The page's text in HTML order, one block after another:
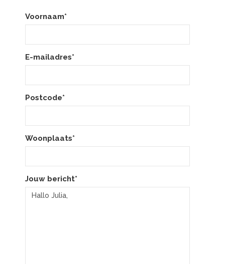
Voornaam*
E-mailadres*
Postcode*
Woonplaats*
Jouw bericht*